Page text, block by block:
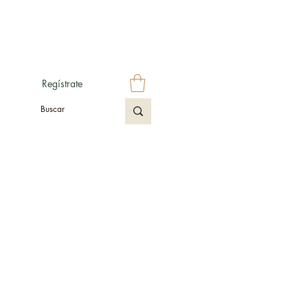
Regístrate